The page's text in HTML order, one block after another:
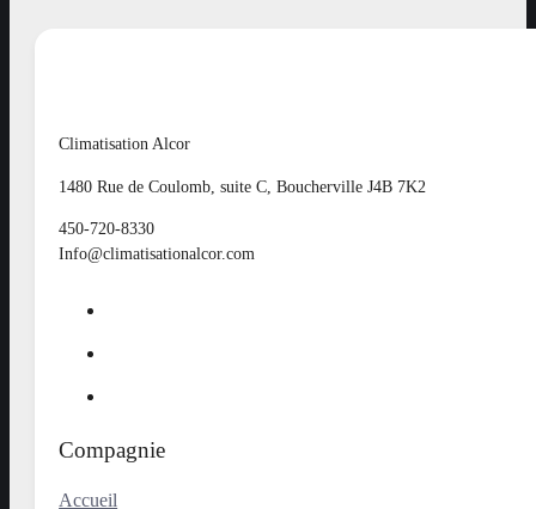
Climatisation Alcor
1480 Rue de Coulomb, suite C, Boucherville J4B 7K2
450-720-8330
Info@climatisationalcor.com
Compagnie
Accueil